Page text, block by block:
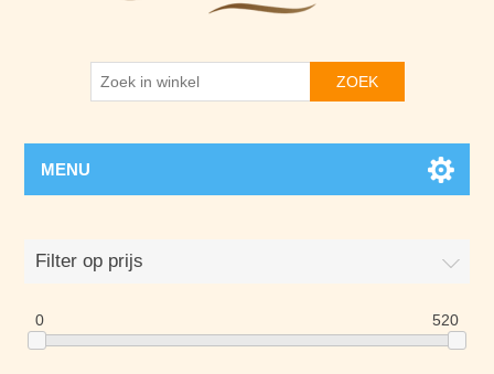
ZOEK
MENU
Filter op prijs
0 520